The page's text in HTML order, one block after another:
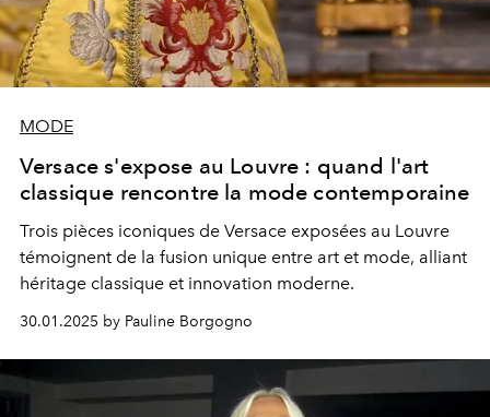
MODE
Versace s'expose au Louvre : quand l'art
classique rencontre la mode contemporaine
Trois pièces iconiques de Versace exposées au Louvre
témoignent de la fusion unique entre art et mode, alliant
héritage classique et innovation moderne.
30.01.2025 by Pauline Borgogno